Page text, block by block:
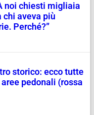
noi chiesti migliaia
chi aveva più
Perché?”
storico: ecco tutte
pedonali (rossa